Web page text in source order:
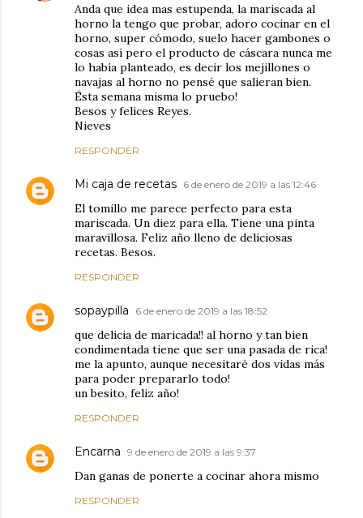
Anda que idea mas estupenda, la mariscada al
horno la tengo que probar, adoro cocinar en el
horno, super cómodo, suelo hacer gambones o
cosas así pero el producto de cáscara nunca me
lo había planteado, es decir los mejillones o
navajas al horno no pensé que salieran bien.
Ésta semana misma lo pruebo!
Besos y felices Reyes.
Nieves
RESPONDER
Mi caja de recetas 6 de enero de 2019 a las 12:46
El tomillo me parece perfecto para esta
mariscada. Un diez para ella. Tiene una pinta
maravillosa. Feliz año lleno de deliciosas
recetas. Besos.
RESPONDER
sopaypilla 6 de enero de 2019 a las 18:52
que delicia de maricada!! al horno y tan bien
condimentada tiene que ser una pasada de rica!
me la apunto, aunque necesitaré dos vidas más
para poder prepararlo todo!
un besito, feliz año!
RESPONDER
Encarna 9 de enero de 2019 a las 9:37
Dan ganas de ponerte a cocinar ahora mismo
RESPONDER